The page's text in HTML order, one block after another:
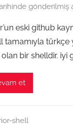
gönderilmiş
eski github
tamamıyla türkçe
bir shelldir. iyi
et
shell